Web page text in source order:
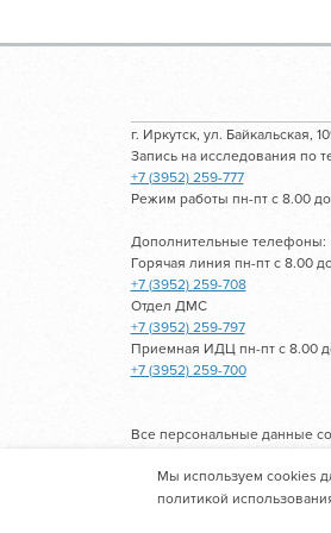
г. Иркутск, ул. Байкальская,
Запись на исследования по
+7 (3952) 259-777
Режим работы пн-пт с 8.00
Дополнительные телефоны:
Горячая линия пн-пт с 8.00
+7 (3952) 259-708
Отдел ДМС
+7 (3952) 259-797
Приемная ИДЦ пн-пт с 8.00
+7 (3952) 259-700
Все персональные данные
Областное
Мы используем cookies
политикой